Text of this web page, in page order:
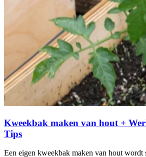
Kweekbak maken van hout +
Tips
Een eigen kweekbak maken van hout wordt